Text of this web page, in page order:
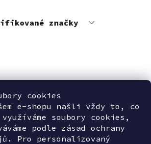
cookies
e-shopu našli vždy to, co
soubory cookies,
podle zásad ochrany
Pro personalizovaný
značky